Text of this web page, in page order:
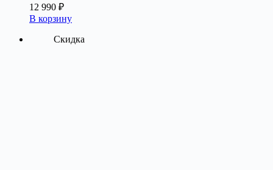
12 990 ₽
В корзину
Скидка